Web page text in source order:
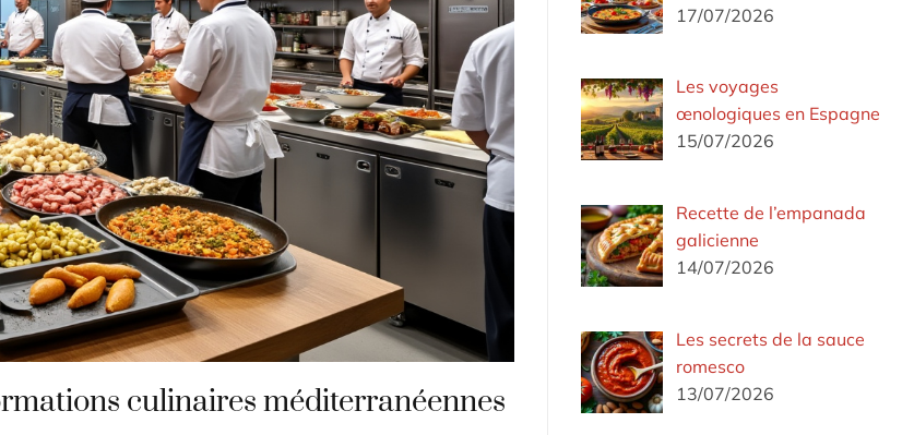
culinaires méditerranéennes
17/07/2026
Les voyages
œnologiques en Espagne
15/07/2026
Recette de l’empanada
galicienne
14/07/2026
Les secrets de la sauce
romesco
13/07/2026